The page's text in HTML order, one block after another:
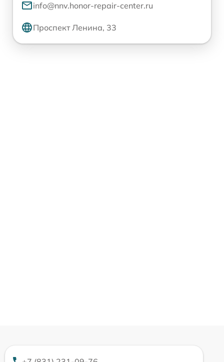
info@nnv.honor-repair-center.ru
Проспект Ленина, 33